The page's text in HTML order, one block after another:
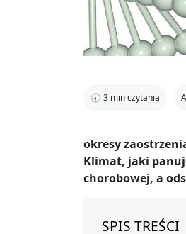
🕣 3 min czytania
okresy
Klimat, jaki
chorobowej, a
SPIS TREŚCI